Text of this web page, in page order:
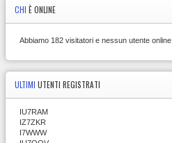
CHI È ONLINE
Abbiamo 182 visitatori e nessun utente online
ULTIMI UTENTI REGISTRATI
IU7RAM
IZ7ZKR
I7WWW